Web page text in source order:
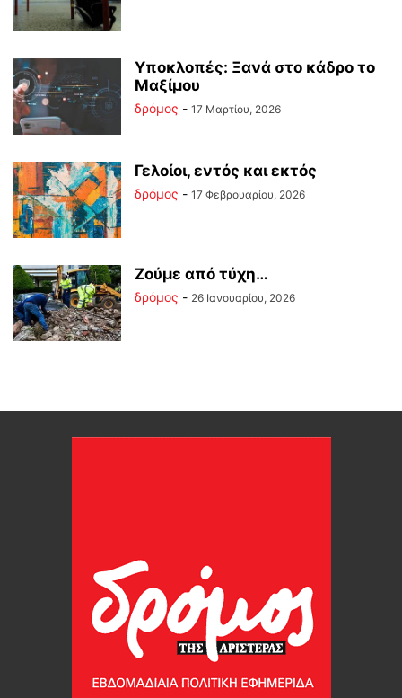
Υποκλοπές: Ξανά στο κάδρο το
Μαξίμου
δρόμος - 17 Μαρτίου, 2026
Γελοίοι, εντός και εκτός
δρόμος - 17 Φεβρουαρίου, 2026
Ζούμε από τύχη…
δρόμος - 26 Ιανουαρίου, 2026